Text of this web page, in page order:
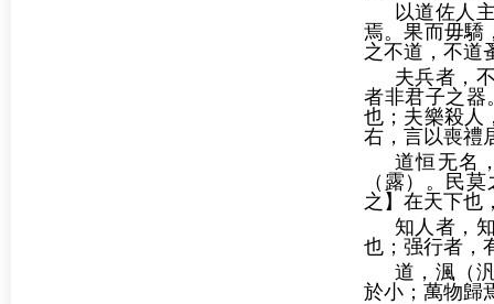
以道佐人
焉。果而毋驕
之不道，不道
夫兵者，
者非君子之器
也；夫樂殺人
右，言以喪禮
道恒无名
（露）。民
之】在天下也
知人者，
也；强行者，
道，渢（
於小；萬物歸